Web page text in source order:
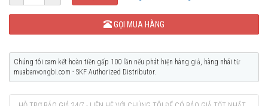
GỌI MUA HÀNG
Chúng tôi cam kết hoàn tiền gấp 100 lần nếu phát hiện hàng giả, hàng nhái từ
muabanvongbi.com - SKF Authorized Distributor.